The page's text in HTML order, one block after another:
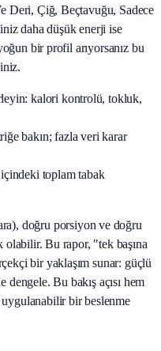
Deri, Çiğ, Beçtavuğu, Sadece
daha düşük enerji ise
bir profil arıyorsanız bu
kalori kontrolü, tokluk,
bakın; fazla veri karar
toplam tabak
, doğru porsiyon ve doğru
olabilir. Bu rapor, "tek başına
bir yaklaşım sunar: güçlü
dengele. Bu bakış açısı hem
bir beslenme